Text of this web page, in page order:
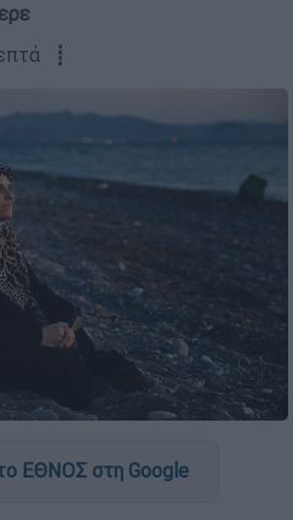
┋
ΕΘΝΟΣ στη Google